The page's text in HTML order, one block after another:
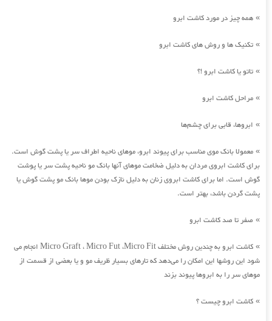
» همه چیز در مورد کاشت ابرو
» تکنیک ها و روش های کاشت ابرو
» تاتو یا کاشت ابرو !؟
» مراحل کاشت ابرو
» ابروها، قابی برای چشم‌ها
» معمولا بانک موی مناسب برای پیوند ابرو، موهای ناحیه اطراف سر یا پشت گوش است.
برای کاشت ابروی مردان به دلیل ضخامت موهای آنها بانک مو ناحیه پشت سر یا پوشت
گوش است. اما برای کاشت ابروی زنان به دلیل نازک بودن موها بانک مو پشت گوش یا
پشت گردن باشد، بهتر است.
» صفر تا صد کاشت ابرو
»
کاشت ابرو به چندین روش مختلف Micro Graft ، Micro Fut ،Micro Fit انجام می
شود این روشها این امکان را می‌دهد که تارهای بسیار ظریف مو و یا بعضی از قسمت از
موهای سر را به ابروها پیوند بزند
» کاشت ابرو چیست ؟